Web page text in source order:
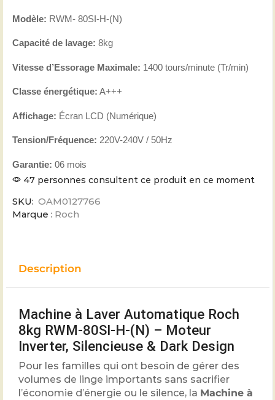
Modèle: RWM- 80SI-H-(N)
Capacité de lavage: 8kg
Vitesse d’Essorage Maximale: 1400 tours/minute (Tr/min)
Classe énergétique: A+++
Affichage: Écran LCD (Numérique)
Tension/Fréquence: 220V-240V / 50Hz
Garantie: 06 mois
47 personnes consultent ce produit en ce moment
SKU: OAM0127766
Marque : Roch
Description
Machine à Laver Automatique Roch
8kg RWM-80SI-H-(N) – Moteur
Inverter, Silencieuse & Dark Design
Pour les familles qui ont besoin de gérer des
volumes de linge importants sans sacrifier
l’économie d’énergie ou le silence, la Machine à